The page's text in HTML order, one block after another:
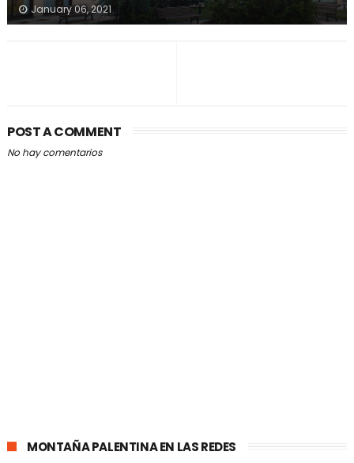
January 06, 2021
POST A COMMENT
No hay comentarios
MONTAÑA PALENTINA EN LAS REDES